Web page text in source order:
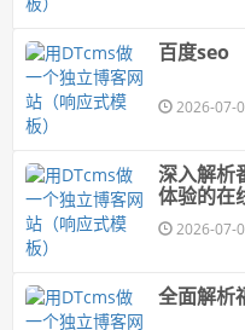
百度seo
2026-07-
深入解析
体验的在
2026-07-
全面解析